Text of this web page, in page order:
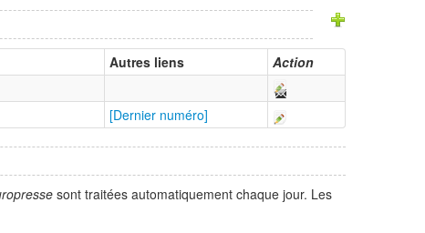
Autres liens
Action
[Dernier numéro]
sont traitées automatiquement chaque jour. Les